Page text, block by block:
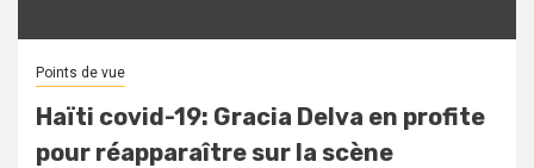
Points de vue
Haïti covid-19: Gracia Delva en profite
pour réapparaître sur la scène